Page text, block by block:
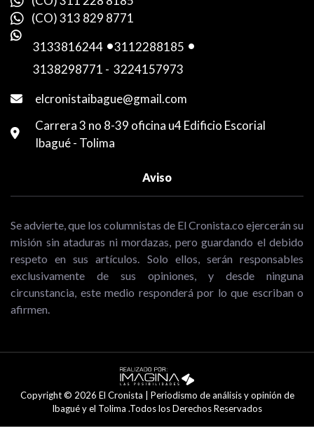
(CO) 313 829 8771
3133816244 -3112288185 -
3138298771 - 3224157973
elcronistaibague@gmail.com
Carrera 3 no 8-39 oficina u4 Edificio Escorial
Ibagué - Tolima
Aviso
Se advierte, que los columnistas de El Cronista.co ejercerán su
misión sin ataduras ni mordazas, pero guardando el debido
respeto en sus artículos. Solo ellos, serán responsables
exclusivamente de sus opiniones, y desde ninguna
circunstancia, este medio responderá por lo que escriban o
afirmen.
Copyright © 2026 El Cronista | Periodismo de análisis y opinión de
Ibagué y el Tolima .Todos los Derechos Reservados